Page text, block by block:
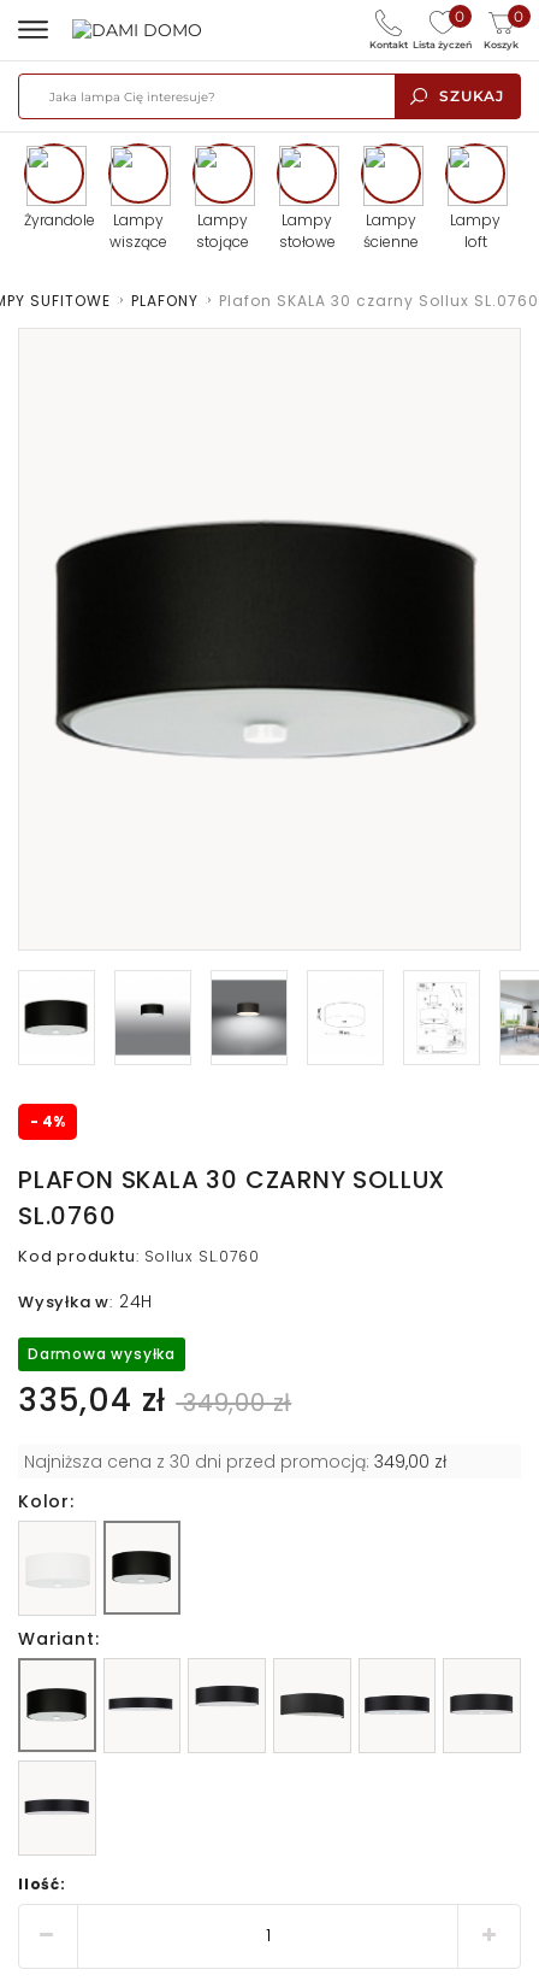
SZUKAJ
0
Lista życzeń
0
Koszyk
Kontakt
Żyrandole
Lampy
wiszące
Lampy
stojące
Lampy
stołowe
Lampy
ścienne
Lampy
loft
SUFITOWE > PLAFONY > Plafon SKALA 30 czarny Sollux SL.0760
- 4%
PLAFON SKALA 30 CZARNY SOLLUX
SL.0760
Kod produktu: Sollux SL.0760
Wysyłka w: 24H
Darmowa wysyłka
335,04 zł 349,00 zł
Najniższa cena z 30 dni przed promocją: 349,00 zł
Kolor:
Wariant:
Ilość: